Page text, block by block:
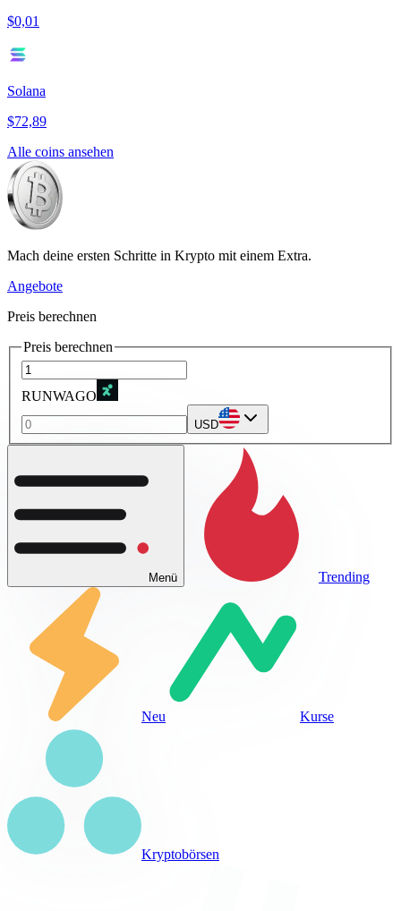
$0,01
Solana
$72,89
Alle coins ansehen
Mach deine ersten Schritte in Krypto mit einem Extra.
Angebote
Preis berechnen
Preis berechnen
RUNWAGO
USD
Menü Trending
Neu Kurse
Kryptobörsen